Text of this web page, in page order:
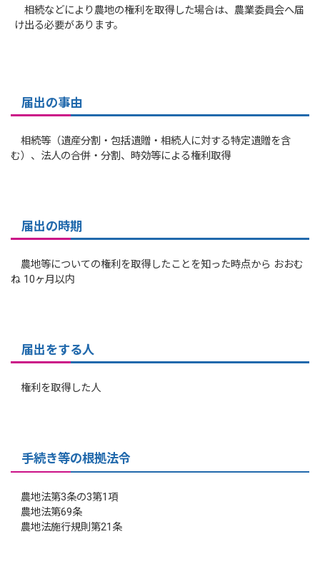
相続などにより農地の権利を取得した場合は、農業委員会へ届
け出る必要があります。
届出の事由
相続等（遺産分割・包括遺贈・相続人に対する特定遺贈を含
む）、法人の合併・分割、時効等による権利取得
届出の時期
農地等についての権利を取得したことを知った時点から おおむ
ね 10ヶ月以内
届出をする人
権利を取得した人
手続き等の根拠法令
農地法第3条の3第1項
農地法第69条
農地法施行規則第21条